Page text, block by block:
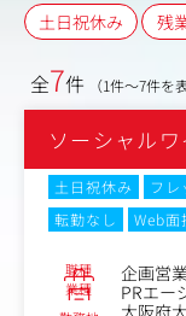
土日祝休み 残
全7件 （1件～7件を
ソーシャル
土日祝休み フレ
転勤なし
Web面
職種 企画営業
業種 PRエー
大阪府